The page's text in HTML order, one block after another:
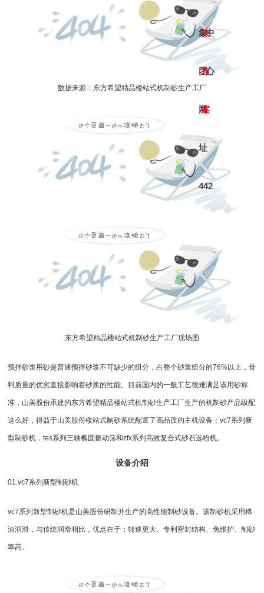
集
团
网
址
442
决
方
案
中
心
数据来源：东方希望精品楼站式机制砂生产工厂
东方希望精品楼站式机制砂生产工厂现场图
预拌砂浆用砂是普通预拌砂浆不可缺少的组分，占整个砂浆组分的76%以上，骨
料质量的优劣直接影响着砂浆的性能。目前国内的一般工艺很难满足该用砂标
准，山美股份承建的东方希望精品楼站式机制砂生产工厂生产的机制砂产品级配
这么好，得益于山美股份楼站式制砂系统配置了高品质的主机设备：vc7系列新
型制砂机 ，tes系列三轴椭圆振动筛和zfx系列高效复合式砂石选粉机。
设备介绍
01.vc7系列新型制砂机
vc7系列新型制砂机是山美股份研制并生产的高性能制砂设备。该制砂机采用稀
油润滑，与传统润滑相比，优点在于：转速更大、专利密封结构、免维护、制砂
率高。